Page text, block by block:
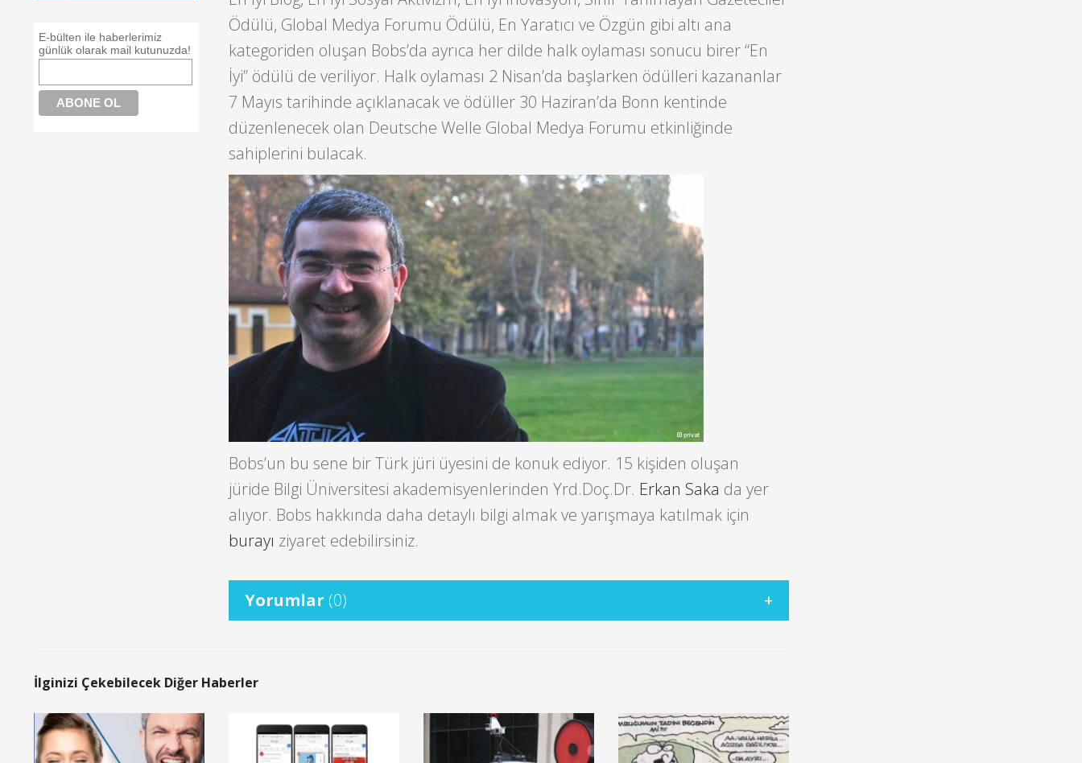
E-bülten ile haberlerimiz
günlük olarak mail kutunuzda!
Ödülü, Global Medya Forumu Ödülü, En Yaratıcı ve Özgün gibi altı ana
kategoriden oluşan Bobs’da ayrıca her dilde halk oylaması sonucu birer “En
İyi” ödülü de veriliyor. Halk oylaması 2 Nisan’da başlarken ödülleri kazananlar
7 Mayıs tarihinde açıklanacak ve ödüller 30 Haziran’da Bonn kentinde
düzenlenecek olan Deutsche Welle Global Medya Forumu etkinliğinde
sahiplerini bulacak.
Bobs’un bu sene bir Türk jüri üyesini de konuk ediyor. 15 kişiden oluşan
jüride Bilgi Üniversitesi akademisyenlerinden Yrd.Doç.Dr. Erkan Saka da yer
alıyor. Bobs hakkında daha detaylı bilgi almak ve yarışmaya katılmak için
burayı ziyaret edebilirsiniz.
Yorumlar (0)
İlginizi Çekebilecek Diğer Haberler